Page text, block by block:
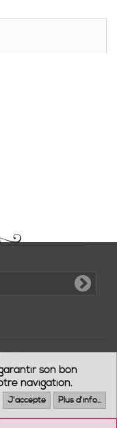
vente
son bon
navigation.
J'accepte Plus d'info...